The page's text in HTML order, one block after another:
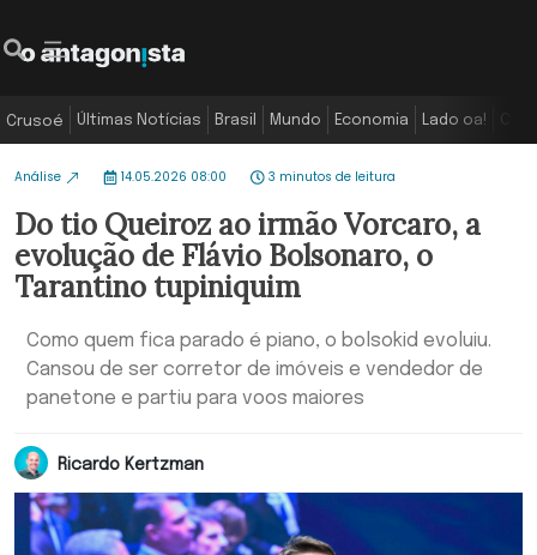
Crusoé Últimas Notícias Brasil Mundo Economia Lado oa!
Análise 14.05.2026 08:00 3 minutos de leitura
Do tio Queiroz ao irmão Vorcaro, a
evolução de Flávio Bolsonaro, o
Tarantino tupiniquim
Como quem fica parado é piano, o bolsokid evoluiu.
Cansou de ser corretor de imóveis e vendedor de
panetone e partiu para voos maiores
Ricardo Kertzman